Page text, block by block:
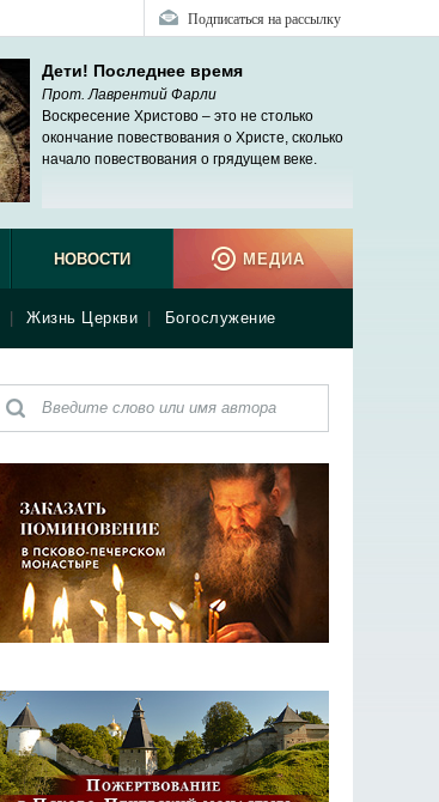
Подписаться на рассылку
Дети! Последнее время
Прот. Лаврентий Фарли
Воскресение Христово – это не столько
окончание повествования о Христе, сколько
начало повествования о грядущем веке.
Жизнь Церкви Богослужение
НОВОСТИ МЕДИА